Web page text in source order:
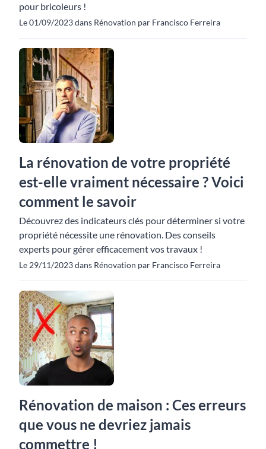
pour bricoleurs !
Le 01/09/2023 dans Rénovation par Francisco Ferreira
La rénovation de votre propriété
est-elle vraiment nécessaire ? Voici
comment le savoir
Découvrez des indicateurs clés pour déterminer si votre
propriété nécessite une rénovation. Des conseils
experts pour gérer efficacement vos travaux !
Le 29/11/2023 dans Rénovation par Francisco Ferreira
Rénovation de maison : Ces erreurs
que vous ne devriez jamais
commettre !